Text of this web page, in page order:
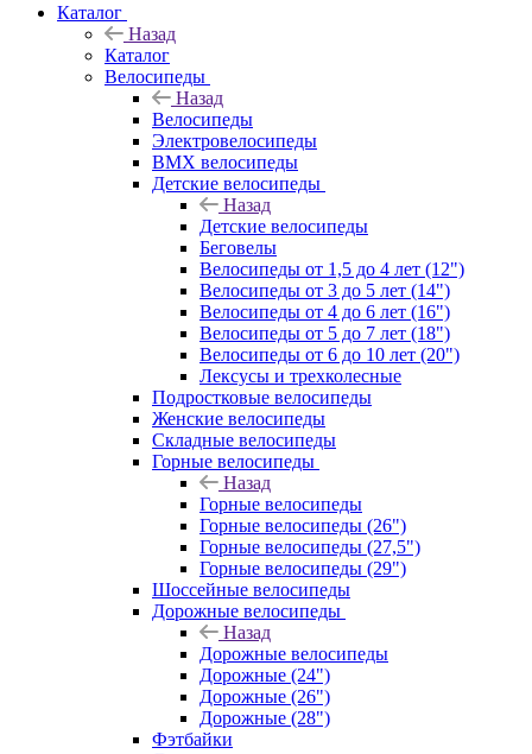
Каталог
Назад
Каталог
Велосипеды
Назад
Велосипеды
Электровелосипеды
BMX велосипеды
Детские велосипеды
Назад
Детские велосипеды
Беговелы
Велосипеды от 1,5 до 4 лет (12")
Велосипеды от 3 до 5 лет (14")
Велосипеды от 4 до 6 лет (16")
Велосипеды от 5 до 7 лет (18")
Велосипеды от 6 до 10 лет (20")
Лексусы и трехколесные
Подростковые велосипеды
Женские велосипеды
Складные велосипеды
Горные велосипеды
Назад
Горные велосипеды
Горные велосипеды (26")
Горные велосипеды (27,5")
Горные велосипеды (29")
Шоссейные велосипеды
Дорожные велосипеды
Назад
Дорожные велосипеды
Дорожные (24")
Дорожные (26")
Дорожные (28")
Фэтбайки